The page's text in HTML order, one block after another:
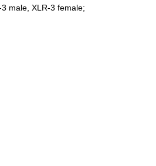
male, XLR-3 female;